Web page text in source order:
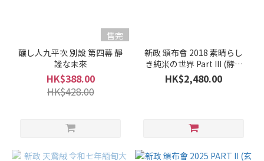
售完
釀し人九平次 別設 第四幕 靜
謐な未來
HK$388.00
HK$428.00
新政 頒布會 2018 素晴らし
き純米の世界 Part III (酵母
無添加菩薩酛)
HK$2,480.00